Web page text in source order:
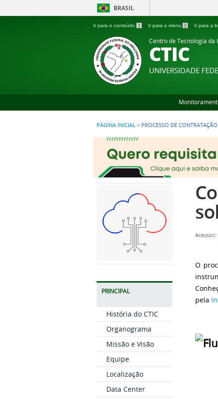
BRASIL
Ir para o conteúdo 1 Ir para o menu 2 Ir para a
Centro de Tecnologia da
CTIC
UNIVERSIDADE
PÁGINA INICIAL > PROCESSO DE CONTRATAÇÃO
PRINCIPAL
História do CTIC
Organograma
Missão e Visão
Equipe
Localização
Data Center
Acessos:
O
pela